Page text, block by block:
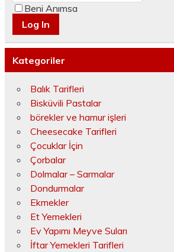
Beni Anımsa
Kategoriler
Balık Tarifleri
Bisküvili Pastalar
börekler ve hamur işleri
Cheesecake Tarifleri
Çocuklar İçin
Çorbalar
Dolmalar – Sarmalar
Dondurmalar
Ekmekler
Et Yemekleri
Ev Yapımı Meyve Suları
İftar Yemekleri Tarifleri